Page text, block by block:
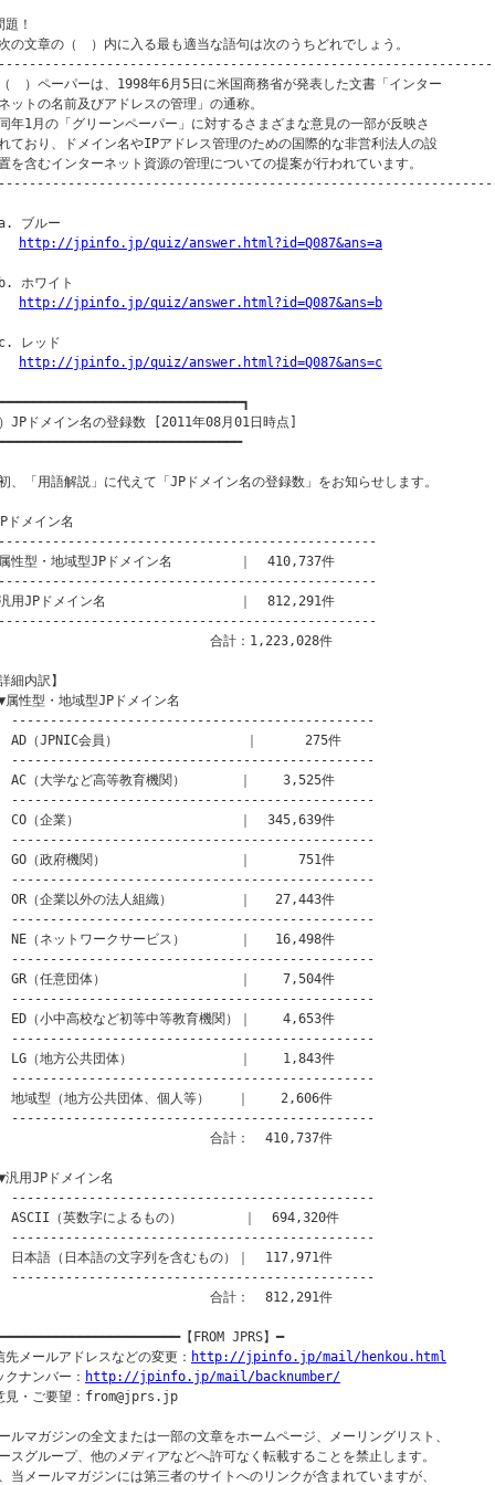
！
の文章の（　）内に入る最も適当な語句は次のうちどれでしょう。
　）ペーパーは、1998年6月5日に米国商務省が発表した文書「インター
ットの名前及びアドレスの管理」の通称。
年1月の「グリーンペーパー」に対するさまざまな意見の一部が反映さ
ており、ドメイン名やIPアドレス管理のための国際的な非営利法人の設
を含むインターネット資源の管理についての提案が行われています。
ルー
http://jpinfo.jp/quiz/answer.html?id=Q087&ans=a
ワイト
http://jpinfo.jp/quiz/answer.html?id=Q087&ans=b
ッド
http://jpinfo.jp/quiz/answer.html?id=Q087&ans=c
）JPドメイン名の登録数 [2011年08月01日時点]
、「用語解説」に代えて「JPドメイン名の登録数」をお知らせします。
ドメイン名
型・地域型JPドメイン名　　　　　｜  410,737件
JPドメイン名　　　　　　　　　　｜  812,291件
計：1,223,028件
細内訳】
型・地域型JPドメイン名
JPNIC会員）　　　　　　　　　 ｜      275件
大学など高等教育機関）　　　　｜    3,525件
企業）　　　　　　　　　　　　｜  345,639件
（政府機関）　　　　　　　　　　｜      751件
企業以外の法人組織）　　　　　｜   27,443件
ネットワークサービス）　　　　｜   16,498件
任意団体）　　　　　　　　　　｜    7,504件
小中高校など初等中等教育機関）｜    4,653件
地方公共団体）　　　　　　　　｜    1,843件
型（地方公共団体、個人等）　　｜    2,606件
計：  410,737件
用JPドメイン名
（英数字によるもの）　　　　 ｜  694,320件
語（日本語の文字列を含むもの）｜  117,971件
計：  812,291件
【FROM JPRS】━
先メールアドレスなどの変更： http://jpinfo.jp/mail/henkou.html
クナンバー： http://jpinfo.jp/mail/backnumber/
見・ご要望：from@jprs.jp
ルマガジンの全文または一部の文章をホームページ、メーリングリスト、
スグループ、他のメディアなどへ許可なく転載することを禁止します。
当メールマガジンには第三者のサイトへのリンクが含まれていますが、